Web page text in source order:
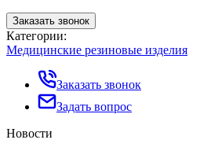
Заказать звонок
Категории:
Медицинские резиновые изделия
Заказать звонок
Задать вопрос
Новости